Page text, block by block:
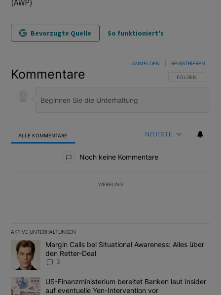
(AWP)
Bevorzugte Quelle So funktioniert's
Kommentare FOLGE DIESER
FOLGEN
ANMELDEN REGISTRIEREN
ALLE KOMMENTARE NEUESTE
Noch keine Kommentare
WERBUNG
AKTIVE UNTERHALTUNGEN
Das Folgende ist eine Liste der am meisten kommentierten
Ein Trendartikel mit dem Titel "Margin Calls bei Situational
Margin Calls bei Situational Awareness: Alles über
den Retter-Deal
3
Ein Trendartikel mit dem Titel "US-Finanzministerium bereitet
US-Finanzministerium bereitet Banken laut Insider
auf eventuelle Yen-Intervention vor